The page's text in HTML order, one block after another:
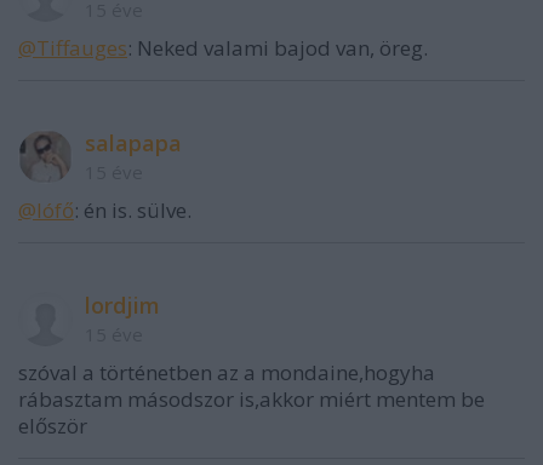
@Tiffauges: Neked valami bajod van, öreg.
salapapa
@lófő: én is. sülve.
lordjim
szóval a történetben az a mondaine,hogyha
rábasztam másodszor is,akkor miért mentem be
először